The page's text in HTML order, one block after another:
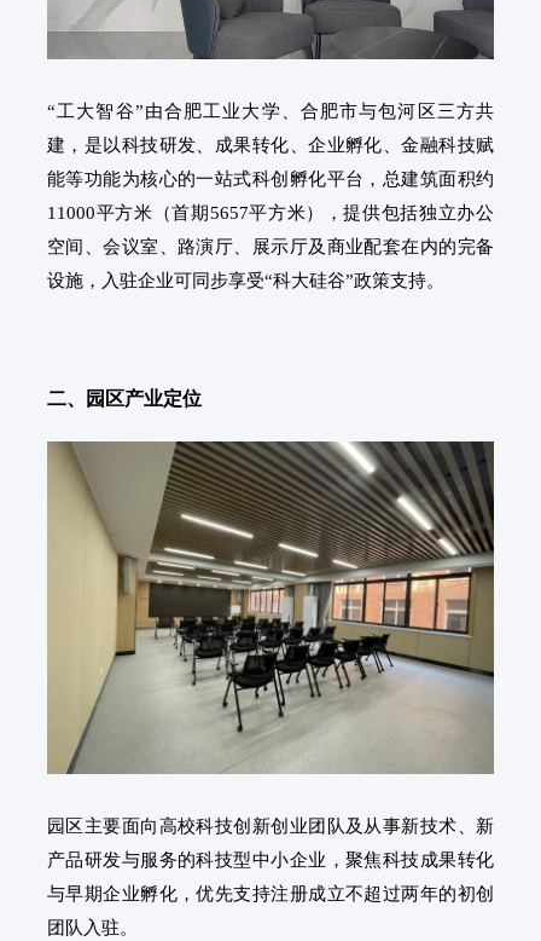
“工大智谷”由合肥工业大学、合肥市与包河区三方共
建，是以科技研发、成果转化、企业孵化、金融科技赋
能等功能为核心的一站式科创孵化平台，总建筑面积约
11000平方米（首期5657平方米），提供包括独立办公
空间、会议室、路演厅、展示厅及商业配套在内的完备
设施，入驻企业可同步享受“科大硅谷”政策支持。
二、园区产业定位
园区主要面向高校科技创新创业团队及从事新技术、新
产品研发与服务的科技型中小企业，聚焦科技成果转化
与早期企业孵化，优先支持注册成立不超过两年的初创
团队入驻。